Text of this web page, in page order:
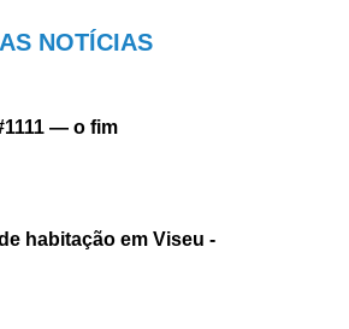
NOTÍCIAS
— o fim
habitação em Viseu -